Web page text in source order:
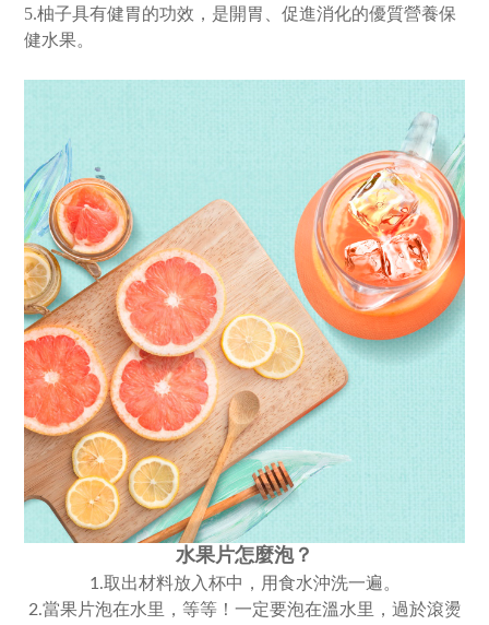
5.柚子具有健胃的功效，是開胃、促進消化的優質營養保
健水果。
水果片怎麼泡？
1.取出材料放入杯中，用食水沖洗一遍。
2.當果片泡在水里，等等！一定要泡在溫水里，過於滾燙